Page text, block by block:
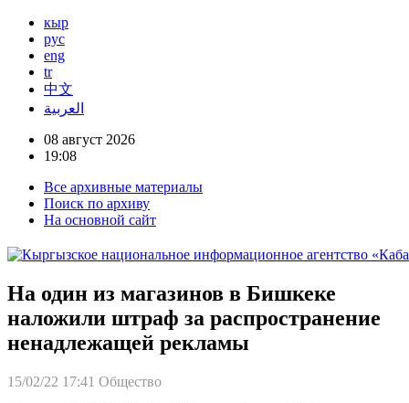
кыр
рус
eng
tr
中文
العربية
08 август 2026
19:08
Все архивные материалы
Поиск по архиву
На основной сайт
На один из магазинов в Бишкеке
наложили штраф за распространение
ненадлежащей рекламы
15/02/22 17:41 Общество